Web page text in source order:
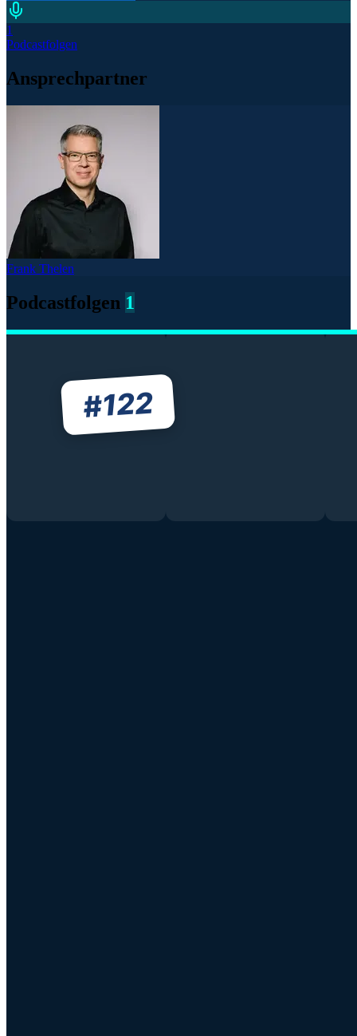
1
Podcastfolgen
Ansprechpartner
Frank Thelen
Podcastfolgen 1
#122